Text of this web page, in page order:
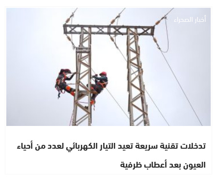
أخبار الصحراء
تدخلات تقنية سريعة تعيد التيار الكهربائي لعدد من أحياء
العيون بعد أعطاب ظرفية